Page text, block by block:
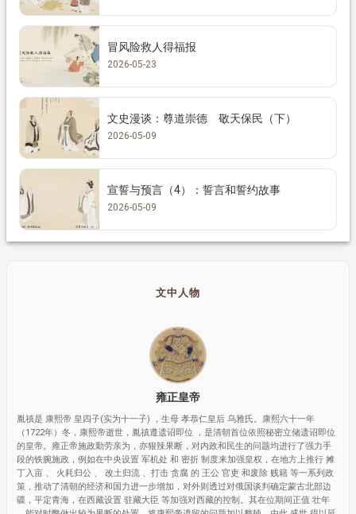
冒风险救人得福报
2026-05-23
文史漫谈：尊道崇德 敬天保民（下）
2026-05-09
宣誓与预言（4）：誓言和誓约故事
2026-05-09
文中人物
雍正皇帝
胤禛是 康熙帝 皇四子(实为十一子) ，生母 孝恭仁皇后 乌雅氏。康熙六十一年
（1722年）冬，康熙帝逝世，胤禛遵遗诏即位 ，是清朝首位依照秘密立储遗诏即位
的皇帝。雍正帝施政勤劳亲为，亦狠辣果断，对内政和民生的问题均进行了强力手
段的铁腕施政，例如在中央设置 军机处 和 密折 制度来加强皇权，在地方上推行 摊
丁入亩 、 火耗归公 、 改土归流 、打击 贪腐 的 王公 官吏 和废除 贱籍 等一系列政
策，推动了清朝的经济和国力进一步增加，对外则透过对俄国谈判确定蒙古北部边
疆，平定青海，在西藏设置 驻藏大臣 等加强对西藏的控制。其在位期间正值 壮年